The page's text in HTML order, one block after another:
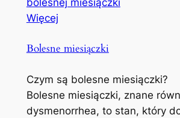
Więcej
Bolesne miesiączki
Czym są bolesne miesiączki?
Bolesne miesiączki, znane
dysmenorrhea, to stan, który